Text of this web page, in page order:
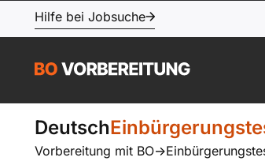
Hilfe bei Jobsuche
Deutsch
Vorbereitung mit BO->